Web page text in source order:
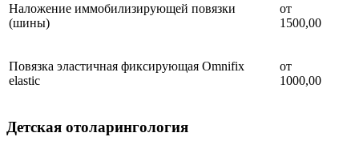
Наложение иммобилизирующей повязки
(шины)
от
1500,00
Повязка эластичная фиксирующая Оmnifix
elastic
от
1000,00
Детская отоларингология